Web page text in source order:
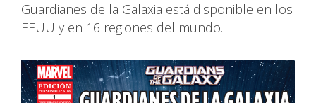
Guardianes de la Galaxia está disponible en los
EEUU y en 16 regiones del mundo.